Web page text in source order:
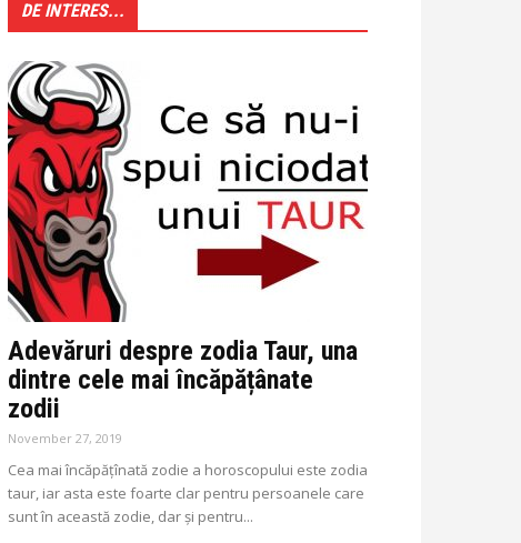
DE INTERES...
Adevăruri despre zodia Taur, una
dintre cele mai încăpățânate
zodii
November 27, 2019
Cea mai încăpățînată zodie a horoscopului este zodia
taur, iar asta este foarte clar pentru persoanele care
sunt în această zodie, dar și pentru...